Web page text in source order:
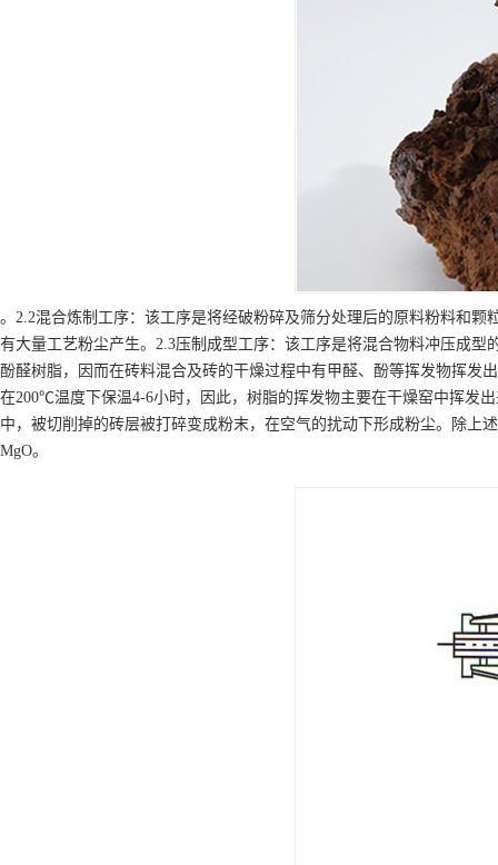
。2.2混合炼制工序：该工序是将经破粉碎及筛分处理后的原料粉料和
有大量工艺粉尘产生。2.3压制成型工序：该工序是将混合物料冲压成
酚醛树脂，因而在砖料混合及砖的干燥过程中有甲醛、酚等挥发物挥发
在200℃温度下保温4-6小时，因此，树脂的挥发物主要在干燥窑中挥发
中，被切削掉的砖层被打碎变成粉末，在空气的扰动下形成粉尘。除上
MgO。